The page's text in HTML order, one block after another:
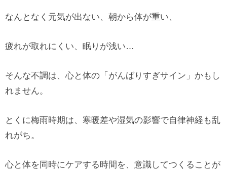
なんとなく元気が出ない、朝から体が重い、
疲れが取れにくい、眠りが浅い…
そんな不調は、心と体の「がんばりすぎサイン」かもし
れません。
とくに梅雨時期は、寒暖差や湿気の影響で自律神経も乱
れがち。
心と体を同時にケアする時間を、意識してつくることが